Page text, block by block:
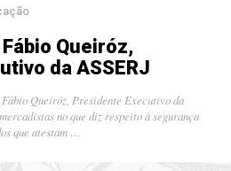
Queiróz,
da ASSERJ
Queiróz, Presidente Executivo da
no que diz respeito à segurança
que atestam …